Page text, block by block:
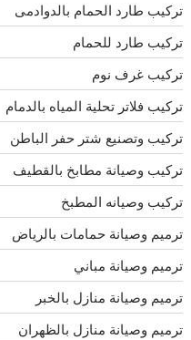
تركيب طارد الحمام بالدوادمى
تركيب طارد للحمام
تركيب غرف نوم
تركيب فلاتر تحلية المياه بالدمام
تركيب وتصنيع شتر حفر الباطن
تركيب وصيانة مطابخ بالقطيف
تركيب وصيانه المطبخ
ترميم وصيانة حمامات بالرياض
ترميم وصيانة مباني
ترميم وصيانة منازل بالخبر
ترميم وصيانة منازل بالظهران